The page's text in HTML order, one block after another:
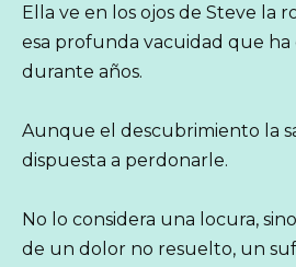
Ella ve en los ojos de Steve la
esa profunda vacuidad que ha
durante años.
Aunque el descubrimiento la
dispuesta a perdonarle.
No lo considera una locura,
de un dolor no resuelto, un